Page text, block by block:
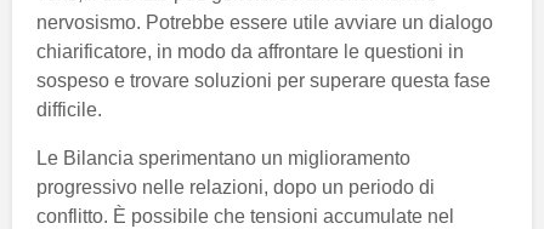
nervosismo. Potrebbe essere utile avviare un dialogo
chiarificatore, in modo da affrontare le questioni in
sospeso e trovare soluzioni per superare questa fase
difficile.
Le Bilancia sperimentano un miglioramento
progressivo nelle relazioni, dopo un periodo di
conflitto. È possibile che tensioni accumulate nel